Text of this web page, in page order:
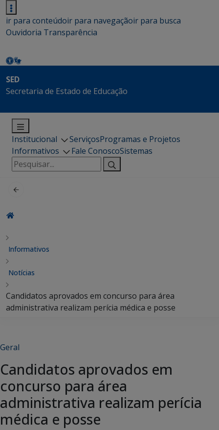
ir para conteúdoir para navegaçãoir para busca
Ouvidoria Transparência
SED
Secretaria de Estado de Educação
Institucional ServiçosProgramas e Projetos
Informativos
Fale ConoscoSistemas
Pesquisar
por:
Informativos
Notícias
Candidatos aprovados em concurso para área
administrativa realizam perícia médica e posse
Geral
Candidatos aprovados em
concurso para área
administrativa realizam perícia
médica e posse